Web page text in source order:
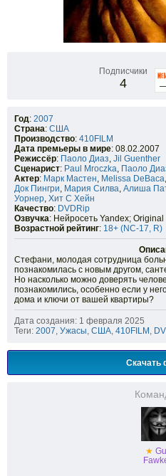
Подписчики
4
Год: 2007
Страна: США
Производство: 410FILM
Дата премьеры в мире: 08.02.2007
Режиссёр: Паоло Диаз, Jil Guenther
Сценарист: Paul Mroczka, Паоло
Актер: Марк Мастен, Melissa DeBaca,
Док Пингри, Мария Силва, Алиша
Уорнер, Хит С Хейн
Качество: DVDRip
Озвучка: Нейросеть Yandex; Original
Возрастной рейтинг: 18+ (NC-17, R)
Стефани, молодая сотрудница
познакомилась с новым другом,
Но насколько можно доверять
познакомились, особенно если у
дома и ключи от вашей квартиры?
Дата создания: 1 февраля 2025
Теги: 2007, Ужасы, США, 410FILM ,
Скачать
★